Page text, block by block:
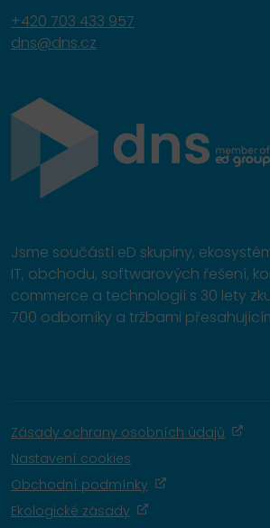
+420 703 433 957
dns@dns.cz
Jsme součástí eD skupiny,
IT, obchodu, softwarových řešení,
commerce a technologií s 30 lety
700 odborníky a tržbami
Zásady ochrany osobních údajů
Nastavení cookies
Obchodní podmínky
Ekologické zásady